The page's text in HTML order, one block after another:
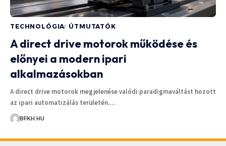
TECHNOLÓGIA ÚTMUTATÓK
A direct drive motorok működése és
előnyei a modern ipari
alkalmazásokban
A direct drive motorok megjelenése valódi paradigmaváltást hozott
az ipari automatizálás területén.…
BFKH.HU